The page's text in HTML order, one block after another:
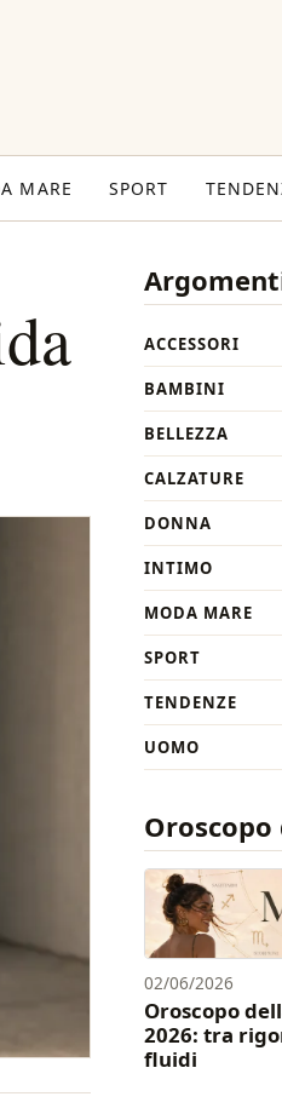
MARE SPORT
ACCESSORI
BAMBINI
BELLEZZA
CALZATURE
DONNA
INTIMO
MODA MARE
SPORT
TENDENZE
UOMO
02/06/2026
Oroscopo
2026: tra
fluidi